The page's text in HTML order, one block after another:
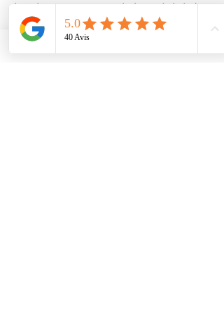
locale pour assurer la longévité de
votre équipement.